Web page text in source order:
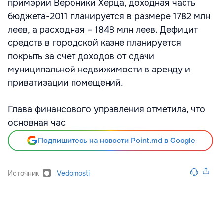
примэрии Вероники Херца, доходная часть
бюджета-2011 планируется в размере 1782 млн
леев, а расходная – 1848 млн леев. Дефицит
средств в городской казне планируется
покрыть за счет доходов от сдачи
муниципальной недвижимости в аренду и
приватизации помещений.
Глава финансового управления отметила, что
основная час
Подпишитесь на новости Point.md в Google
Источник Vedomosti